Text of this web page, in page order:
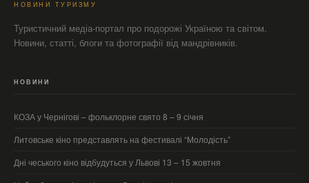
НОВИНИ ТУРИЗМУ
Туристичний медіа-портал про подорожі Україною та світом.
Новини, статті, блоги та фотографії від мандрівників.
НОВИНИ
КОЗА у Чернігові – фольклорне свято 8 – 9 січня
Литовське кіно представлять на фестивалі “Молодість”
Дні чеського кіно відбудуться у Львові 13 – 15 жовтня